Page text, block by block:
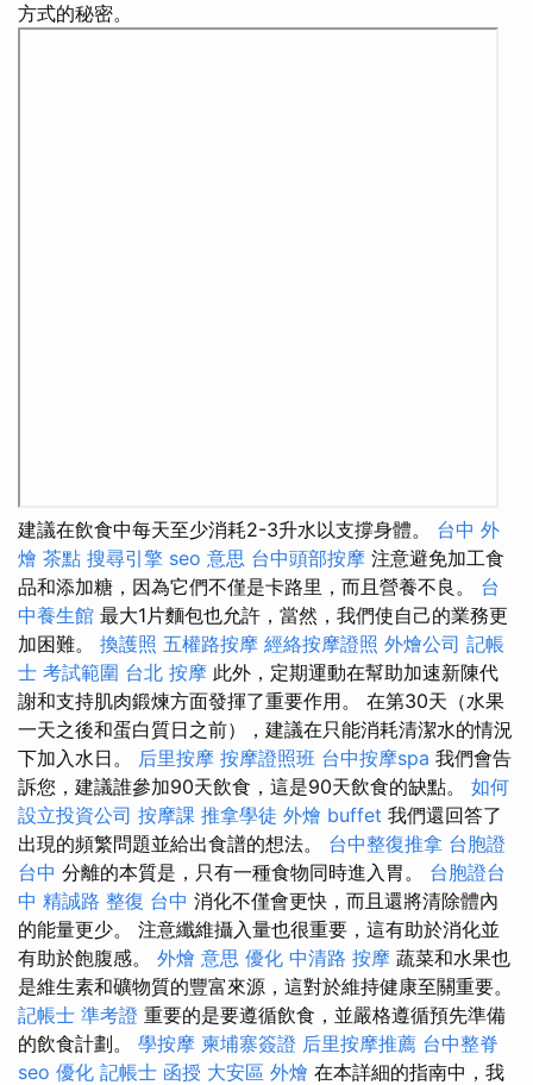
方式的秘密。
建議在飲食中每天至少消耗2-3升水以支撐身體。 台中 外
燴 茶點 搜尋引擎 seo 意思 台中頭部按摩 注意避免加工食
品和添加糖，因為它們不僅是卡路里，而且營養不良。 台
中養生館 最大1片麵包也允許，當然，我們使自己的業務更
加困難。 換護照 五權路按摩 經絡按摩證照 外燴公司 記帳
士 考試範圍 台北 按摩 此外，定期運動在幫助加速新陳代
謝和支持肌肉鍛煉方面發揮了重要作用。 在第30天（水果
一天之後和蛋白質日之前），建議在只能消耗清潔水的情況
下加入水日。 后里按摩 按摩證照班 台中按摩spa 我們會告
訴您，建議誰參加90天飲食，這是90天飲食的缺點。 如何
設立投資公司 按摩課 推拿學徒 外燴 buffet 我們還回答了
出現的頻繁問題並給出食譜的想法。 台中整復推拿 台胞證
台中 分離的本質是，只有一種食物同時進入胃。 台胞證台
中 精誠路 整復 台中 消化不僅會更快，而且還將清除體內
的能量更少。 注意纖維攝入量也很重要，這有助於消化並
有助於飽腹感。 外燴 意思 優化 中清路 按摩 蔬菜和水果也
是維生素和礦物質的豐富來源，這對於維持健康至關重要。
記帳士 準考證 重要的是要遵循飲食，並嚴格遵循預先準備
的飲食計劃。 學按摩 柬埔寨簽證 后里按摩推薦 台中整脊
seo 優化 記帳士 函授 大安區 外燴 在本詳細的指南中，我